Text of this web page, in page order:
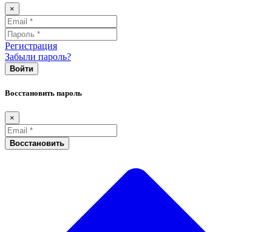
×
Регистрация
Забыли пароль?
Войти
Восстановить пароль
×
Восстановить